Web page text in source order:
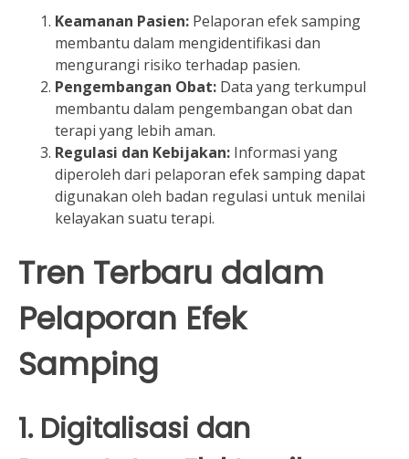
Keamanan Pasien: Pelaporan efek samping
membantu dalam mengidentifikasi dan
mengurangi risiko terhadap pasien.
Pengembangan Obat: Data yang terkumpul
membantu dalam pengembangan obat dan
terapi yang lebih aman.
Regulasi dan Kebijakan: Informasi yang
diperoleh dari pelaporan efek samping dapat
digunakan oleh badan regulasi untuk menilai
kelayakan suatu terapi.
Tren Terbaru dalam
Pelaporan Efek
Samping
1. Digitalisasi dan